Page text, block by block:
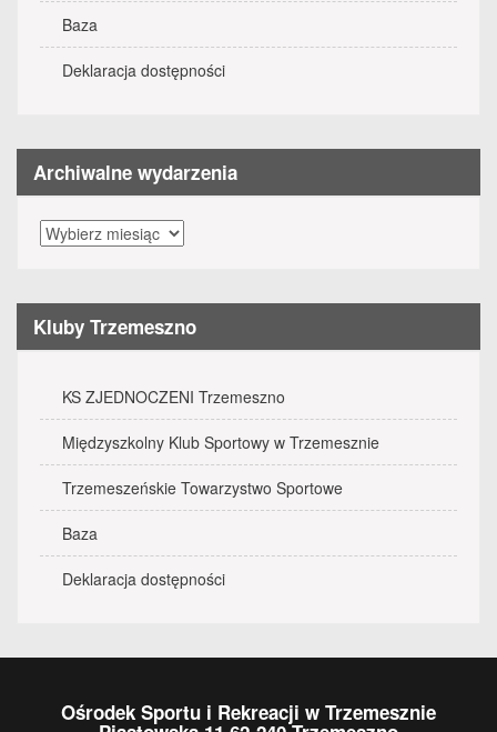
Baza
Deklaracja dostępności
Archiwalne wydarzenia
Archiwalne
wydarzenia
Kluby Trzemeszno
KS ZJEDNOCZENI Trzemeszno
Międzyszkolny Klub Sportowy w Trzemesznie
Trzemeszeńskie Towarzystwo Sportowe
Baza
Deklaracja dostępności
Ośrodek Sportu i Rekreacji w Trzemesznie